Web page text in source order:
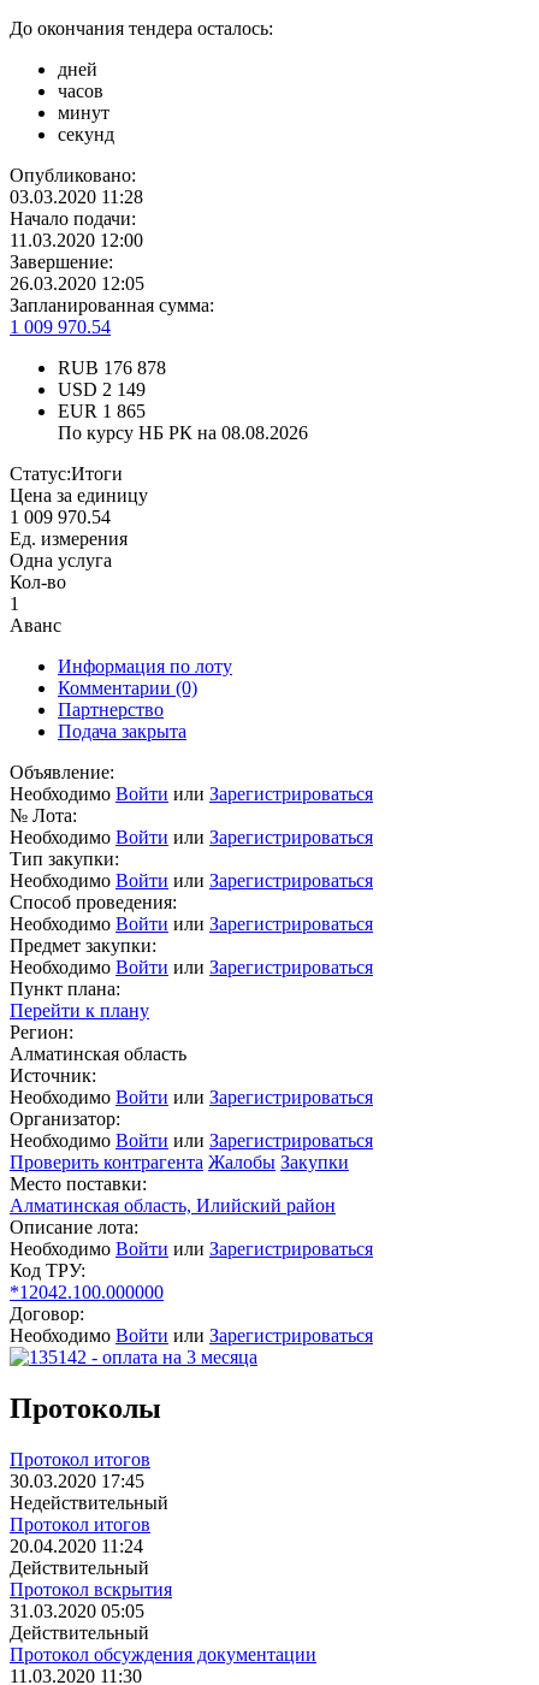
До окончания тендера осталось:
дней
часов
минут
секунд
Опубликовано:
03.03.2020 11:28
Начало подачи:
11.03.2020 12:00
Завершение:
26.03.2020 12:05
Запланированная сумма:
1 009 970.54
RUB 176 878
USD 2 149
EUR 1 865
По курсу НБ РК на 08.08.2026
Статус:Итоги
Цена за единицу
1 009 970.54
Ед. измерения
Одна услуга
Кол-во
1
Аванс
Информация по лоту
Комментарии (0)
Партнерство
Подача закрыта
Объявление:
Необходимо Войти или Зарегистрироваться
№ Лота:
Необходимо Войти или Зарегистрироваться
Тип закупки:
Необходимо Войти или Зарегистрироваться
Способ проведения:
Необходимо Войти или Зарегистрироваться
Предмет закупки:
Необходимо Войти или Зарегистрироваться
Пункт плана:
Перейти к плану
Регион:
Алматинская область
Источник:
Необходимо Войти или Зарегистрироваться
Организатор:
Необходимо Войти или Зарегистрироваться
Проверить контрагента Жалобы Закупки
Место поставки:
Алматинская область, Илийский район
Описание лота:
Необходимо Войти или Зарегистрироваться
Код ТРУ:
*12042.100.000000
Договор:
Необходимо Войти или Зарегистрироваться
Протоколы
Протокол итогов
30.03.2020 17:45
Недействительный
Протокол итогов
20.04.2020 11:24
Действительный
Протокол вскрытия
31.03.2020 05:05
Действительный
Протокол обсуждения документации
11.03.2020 11:30